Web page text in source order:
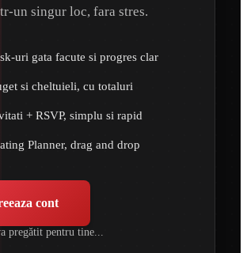
un singur loc, fara stres.
uri gata facute si progres clar
si cheltuieli, cu totaluri
+ RSVP, simplu si rapid
Planner, drag and drop
cont
pregătit pentru tine...